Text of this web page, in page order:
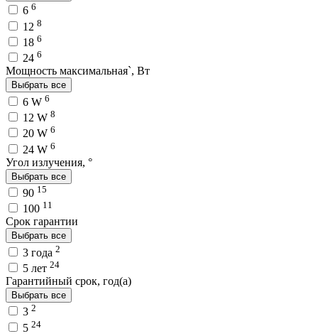
6 6
12 8
18 6
24 6
Мощность максимальная`, Вт
Выбрать все
6 W 6
12 W 8
20 W 6
24 W 6
Угол излучения, °
Выбрать все
90 15
100 11
Срок гарантии
Выбрать все
3 года 2
5 лет 24
Гарантийный срок, год(а)
Выбрать все
3 2
5 24